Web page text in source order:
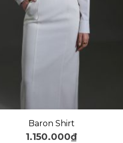
Baron Shirt
1.150.000₫